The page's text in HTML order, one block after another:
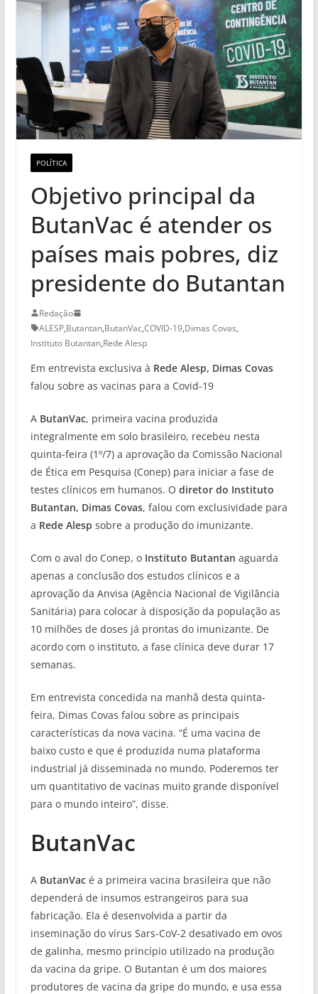
POLÍTICA
Objetivo principal da
ButanVac é atender os
países mais pobres, diz
presidente do Butantan
Redação
ALESP,Butantan,ButanVac,COVID-19,Dimas Covas,
Instituto Butantan,Rede Alesp
Em entrevista exclusiva à Rede Alesp, Dimas Covas
falou sobre as vacinas para a Covid-19
AButanVac, primeira vacina produzida
integralmente em solo brasileiro, recebeu nesta
quinta-feira (1º/7) a aprovação da Comissão Nacional
de Ética em Pesquisa (Conep) para iniciar a fase de
testes clínicos em humanos. O diretor do Instituto
Butantan, Dimas Covas, falou com exclusividade para
a Rede Alesp sobre a produção do imunizante.
Com o aval do Conep, o Instituto Butantan aguarda
apenas a conclusão dos estudos clínicos e a
aprovação da Anvisa (Agência Nacional de Vigilância
Sanitária) para colocar à disposição da população as
10 milhões de doses já prontas do imunizante. De
acordo com o instituto, a fase clínica deve durar 17
semanas.
Em entrevista concedida na manhã desta quinta-
feira, Dimas Covas falou sobre as principais
características da nova vacina. “É uma vacina de
baixo custo e que é produzida numa plataforma
industrial já disseminada no mundo. Poderemos ter
um quantitativo de vacinas muito grande disponível
para o mundo inteiro”, disse.
ButanVac
A ButanVac é a primeira vacina brasileira que não
dependerá de insumos estrangeiros para sua
fabricação. Ela é desenvolvida a partir da
inseminação do vírus Sars-CoV-2 desativado em ovos
de galinha, mesmo princípio utilizado na produção
da vacina da gripe. O Butantan é um dos maiores
produtores de vacina da gripe do mundo, e usa essa